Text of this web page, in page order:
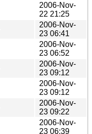
2006-Nov-
22 21:25
2006-Nov-
23 06:41
2006-Nov-
23 06:52
2006-Nov-
23 09:12
2006-Nov-
23 09:12
2006-Nov-
23 09:22
2006-Nov-
23 06:39